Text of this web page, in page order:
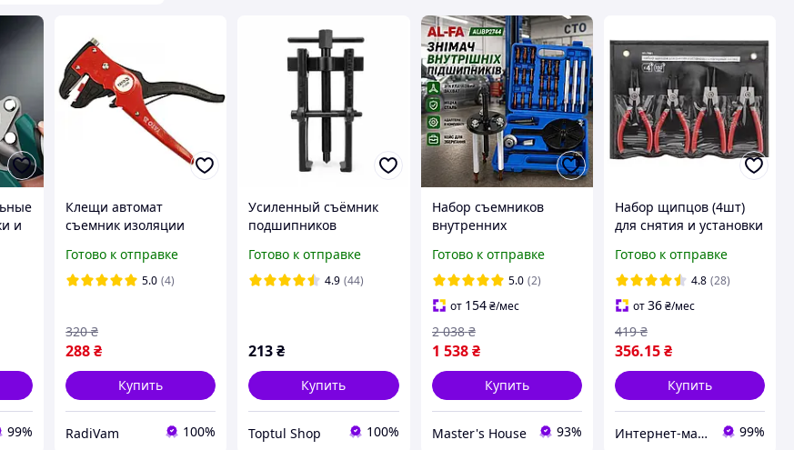
и
99%
Клещи автомат
съемник изоляции
мм YATO YT-2268
Готово к отправке
5.0 (4)
288₴
320 ₴
Купить
RadiVam 100%
Усиленный съёмник
подшипников
с фиксацией 40х80мм
СТАНДАРТ SK2R3U
Готово к отправке
4.9 (44)
213₴
Купить
Toptul Shop 100%
Набор съемников
внутренних
ALIBP2744 Съемник
подшипников 3-х
захватный В кейсе
Польша
Готово к отправке
5.0 (2)
от 154 ₴/мес
1 538 ₴
2 038 ₴
Купить
Master's House 93%
Набор щипцов (4шт)
для снятия и установки
мм INTERTOOL HT-7001
Готово к отправке
4.8 (28)
от36₴/мес
356.15₴
419 ₴
Купить
Интернет-магазин "Willoas" 99%